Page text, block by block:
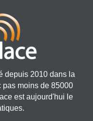
depuis 2010 dans la
pas moins de 85000
est aujourd'hui le